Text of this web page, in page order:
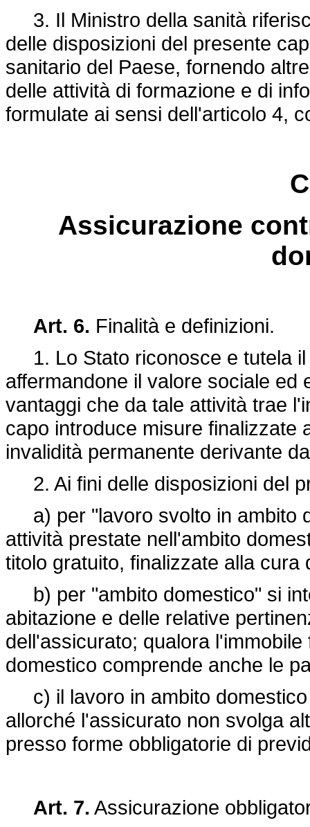
3. Il Ministro della sanità
delle disposizioni del presente
sanitario del Paese, fornendo
delle attività di formazione e di
formulate ai sensi dell'articolo 4,
Assicurazione
Art. 6. Finalità e definizioni.
1. Lo Stato riconosce e tutela il
affermandone il valore sociale ed
vantaggi che da tale attività trae
capo introduce misure finalizzate
invalidità permanente derivante
2. Ai fini delle disposizioni del
a) per "lavoro svolto in ambito
attività prestate nell'ambito
titolo gratuito, finalizzate alla
b) per "ambito domestico" si
abitazione e delle relative
dell'assicurato; qualora
domestico comprende anche le
c) il lavoro in ambito
allorché l'assicurato non svolga
presso forme obbligatorie di
Art. 7. Assicurazione